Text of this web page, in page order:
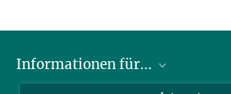
Informationen für...